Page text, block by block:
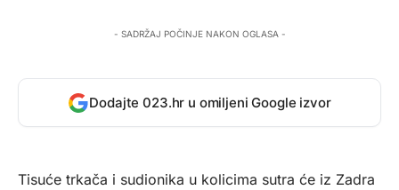
- SADRŽAJ POČINJE NAKON OGLASA -
Dodajte 023.hr u omiljeni Google izvor
Tisuće trkača i sudionika u kolicima sutra će iz Zadra